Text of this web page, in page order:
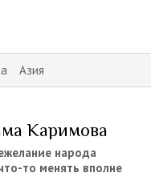
Азия
Каримова
народа
то менять вполне